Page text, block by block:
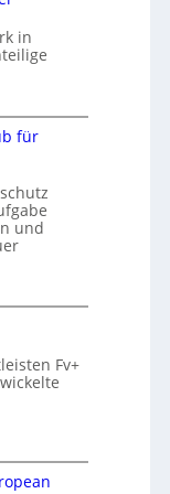
in
für
und
Fv+